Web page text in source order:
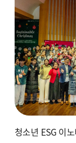
청소년 ESG 이